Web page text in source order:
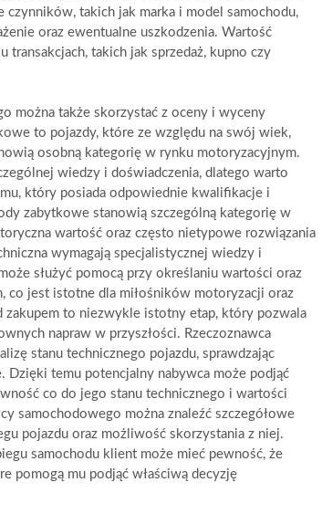
takich jak marka i model samochodu,
oraz ewentualne uszkodzenia. Wartość
takich jak sprzedaż, kupno czy
można także skorzystać z oceny i wyceny
to pojazdy, które ze względu na swój wiek,
osobną kategorię w rynku motoryzacyjnym.
wiedzy i doświadczenia, dlatego warto
który posiada odpowiednie kwalifikacje i
zabytkowe stanowią szczególną kategorię w
wartość oraz często nietypowe rozwiązania
wymagają specjalistycznej wiedzy i
służyć pomocą przy określaniu wartości oraz
co jest istotne dla miłośników motoryzacji oraz
zakupem to niezwykle istotny etap, który pozwala
napraw w przyszłości. Rzeczoznawca
stanu technicznego pojazdu, sprawdzając
Dzięki temu potencjalny nabywca może podjąć
co do jego stanu technicznego i wartości
samochodowego można znaleźć szczegółowe
pojazdu oraz możliwość skorzystania z niej.
samochodu klient może mieć pewność, że
pomogą mu podjąć właściwą decyzję